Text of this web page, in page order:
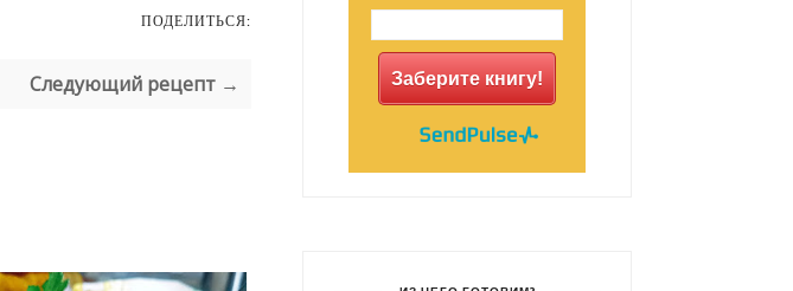
ПОДЕЛИТЬСЯ:
Следующий рецепт → Заберите книгу!